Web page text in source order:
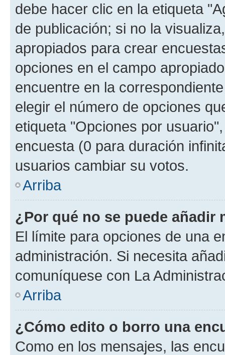
debe hacer clic en la etiqueta
de publicación; si no la
apropiados para crear
opciones en el campo
encuentre en la
elegir el número de opciones
etiqueta "Opciones por
encuesta (0 para duración
usuarios cambiar su votos.
Arriba
¿Por qué no se puede añadir
El límite para opciones de una
administración. Si necesita
comuníquese con La
Arriba
¿Cómo edito o borro una
Como en los mensajes, las